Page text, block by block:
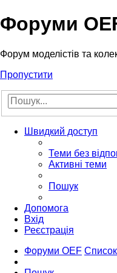
Форуми
Форум моделістів та
Пропустити
Швидкий доступ
Теми без
Активні теми
Пошук
Допомога
Вхід
Реєстрація
Форуми OEF